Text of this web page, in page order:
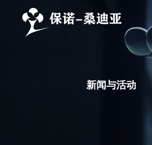
新闻与活动